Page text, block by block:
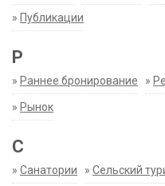
» Публикации
Р
» Раннее бронирование »
» Рынок
С
» Санатории » Сельский